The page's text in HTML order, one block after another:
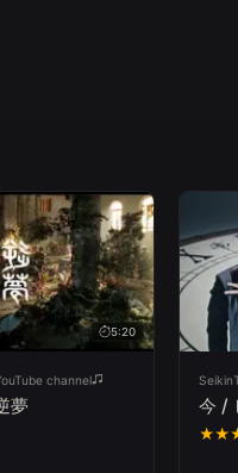
5:20
channel
夢 今 /
★★